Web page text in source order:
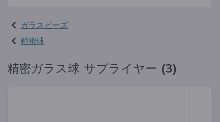
ガラスビーズ
精密球
精密ガラス球 サプライヤー (3)